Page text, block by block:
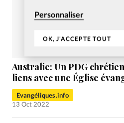
Personnaliser
OK, J'ACCEPTE TOUT
Australie: Un PDG
liens avec une Église
Evangéliques.info
13 Oct 2022